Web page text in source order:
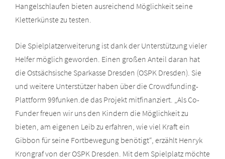
Hangelschlaufen bieten ausreichend Möglichkeit seine
Kletterkünste zu testen.
Die Spielplatzerweiterung ist dank der Unterstützung vieler
Helfer möglich geworden. Einen großen Anteil daran hat
die Ostsächsische Sparkasse Dresden (OSPK Dresden). Sie
und weitere Unterstützer haben über die Crowdfunding-
Plattform 99funken.de das Projekt mitfinanziert. „Als Co-
Funder freuen wir uns den Kindern die Möglichkeit zu
bieten, am eigenen Leib zu erfahren, wie viel Kraft ein
Gibbon für seine Fortbewegung benötigt“, erzählt Henryk
Krongraf von der OSPK Dresden. Mit dem Spielplatz möchte